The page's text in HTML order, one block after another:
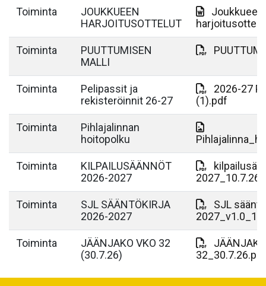
Toiminta
JOUKKUEEN
HARJOITUSOTTELUT
Joukkueen
Toiminta
PUUTTUMISEN
MALLI
Toiminta
Pelipassit ja
rekisteröinnit 26-27
2026-27
(1).pdf
Toiminta
Pihlajalinnan
hoitopolku
Toiminta
KILPAILUSÄÄNNÖT
2026-2027
Toiminta
SJL SÄÄNTÖKIRJA
2026-2027
SJL
Toiminta
JÄÄNJAKO VKO 32
(30.7.26)
32_30.7.26.pdf